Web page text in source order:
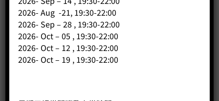
beans or drip bags is unified every Friday, and shipments
will be made on Saturdays. For the latest information on
coffee beans, you can find it on our website, FB, or IG:
Website:https://hkcoffeepublic.com/
IG:https://www.instagram.com/coffeepublicltd/
2026- Aug -21, 19:30-22:00
2026- Sep – 28 , 19:30-22:00
2026- Oct – 05 , 19:30-22:00
2026- Oct – 12 , 19:30-22:00
2026- Oct – 19 , 19:30-22:00